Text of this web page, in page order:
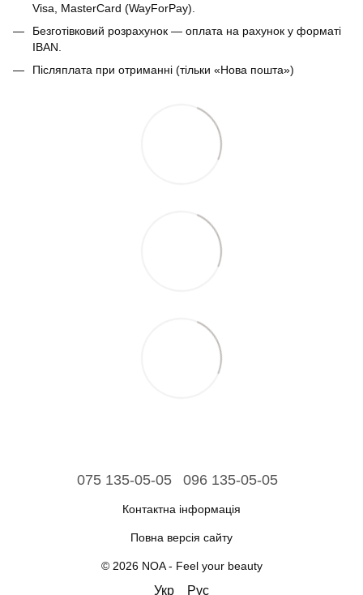
Visa, MasterCard (WayForPay).
Безготівковий розрахунок — оплата на рахунок у форматі
IBAN.
Післяплата при отриманні (тільки «Нова пошта»)
075 135-05-05 096 135-05-05
Контактна інформація
Повна версія сайту
© 2026 NOA - Feel your beauty
Укр Рус